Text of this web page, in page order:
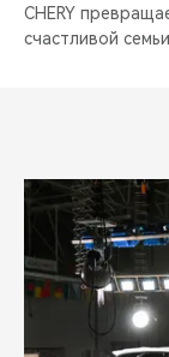
CHERY
счастливой